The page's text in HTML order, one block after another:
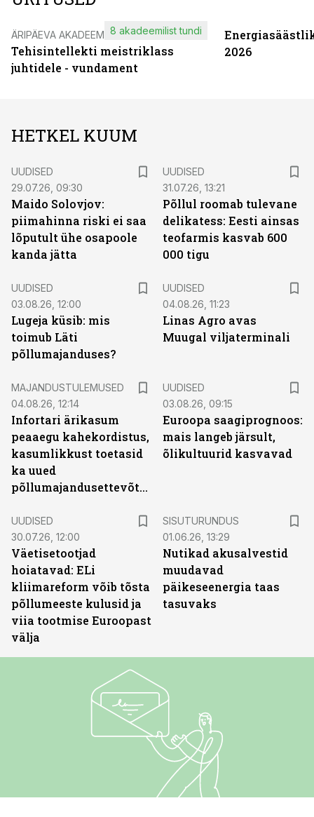
ÄRIPÄEVA AKADEEMIA
Tehisintellekti meistriklass
juhtidele - vundament
8 akadeemilist tundi
2026
HETKEL KUUM
UUDISED
29.07.26, 09:30
Maido Solovjov:
piimahinna riski ei saa
lõputult ühe osapoole
kanda jätta
UUDISED
31.07.26, 13:21
Põllul roomab tulevane
delikatess: Eesti ainsas
teofarmis kasvab 600
000 tigu
UUDISED
03.08.26, 12:00
Lugeja küsib: mis
toimub Läti
põllumajanduses?
UUDISED
04.08.26, 11:23
Linas Agro avas
Muugal viljaterminali
MAJANDUSTULEMUSED
04.08.26, 12:14
Infortari ärikasum
peaaegu kahekordistus,
kasumlikkust toetasid
ka uued
põllumajandusettevõtted
UUDISED
03.08.26, 09:15
Euroopa saagiprognoos:
mais langeb järsult,
õlikultuurid kasvavad
UUDISED
30.07.26, 12:00
Väetisetootjad
hoiatavad: ELi
kliimareform võib tõsta
põllumeeste kulusid ja
viia tootmise Euroopast
välja
SISUTURUNDUS
01.06.26, 13:29
Nutikad akusalvestid
muudavad
päikeseenergia taas
tasuvaks